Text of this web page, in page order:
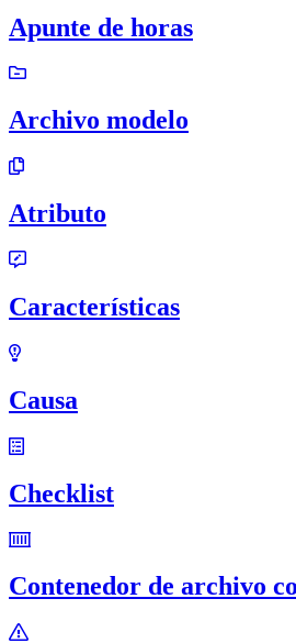
Apunte de horas
Archivo modelo
Atributo
Características
Causa
Checklist
Contenedor de archivo